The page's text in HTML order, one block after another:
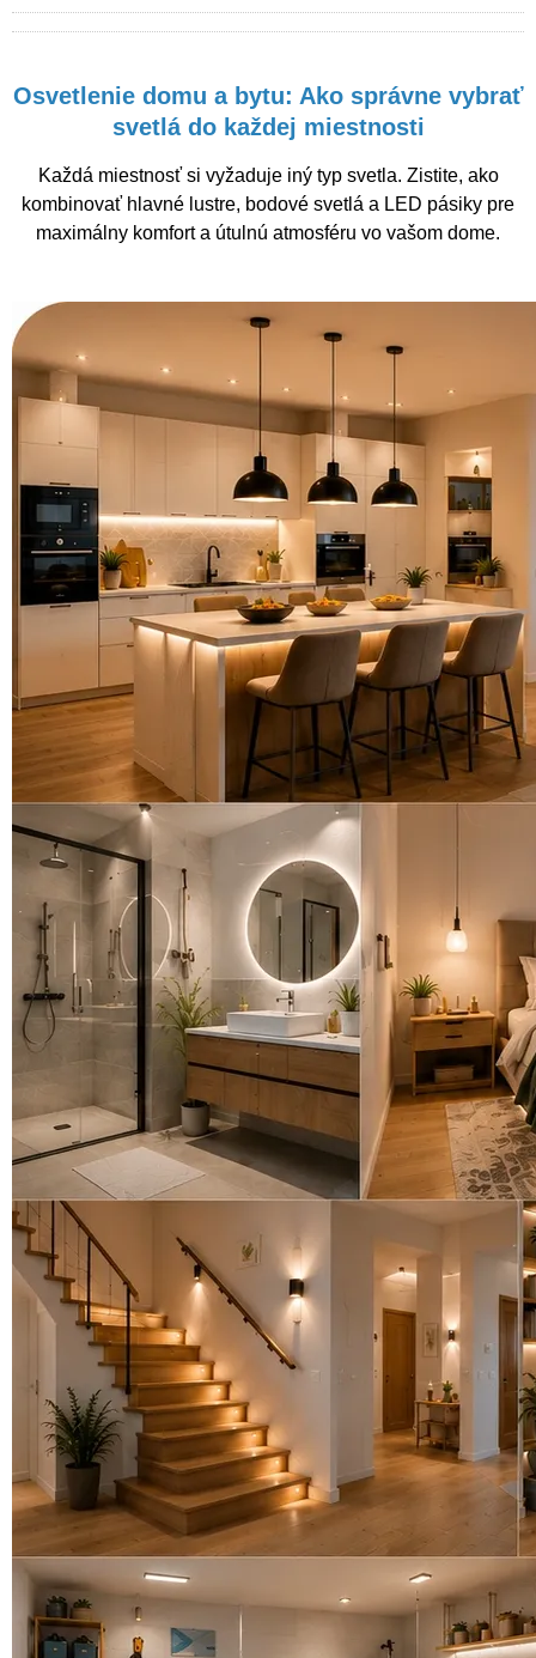
Osvetlenie domu a bytu: Ako správne vybrať
svetlá do každej miestnosti
Každá miestnosť si vyžaduje iný typ svetla. Zistite, ako
kombinovať hlavné lustre, bodové svetlá a LED pásiky pre
maximálny komfort a útulnú atmosféru vo vašom dome.